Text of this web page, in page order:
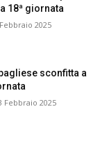
18ª giornata
2025
sconfitta a
Febbraio 2025